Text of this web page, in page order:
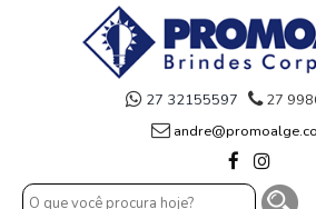
27 32155597
27